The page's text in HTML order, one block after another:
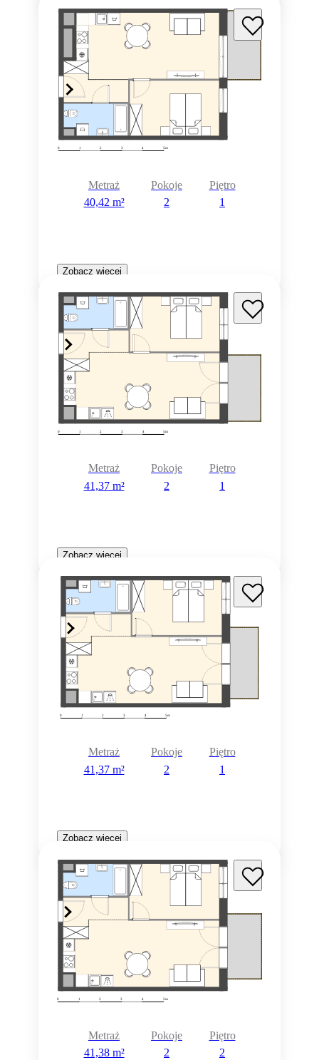
Metraż
40,42 m²
Pokoje
2
Piętro
1
Zobacz więcej
Metraż
41,37 m²
Pokoje
2
Piętro
1
Zobacz więcej
Metraż
41,37 m²
Pokoje
2
Piętro
1
Zobacz więcej
Metraż
41,38 m²
Pokoje
2
Piętro
2